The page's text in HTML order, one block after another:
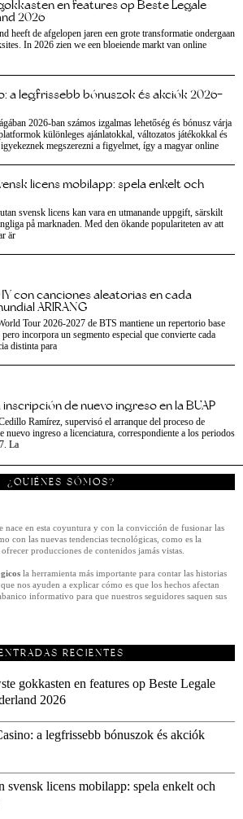
en features op Beste Legale
2026
heeft de afgelopen jaren een grote transformatie ondergaan
In 2026 zien we een bloeiende markt van online
a legfrissebb bónuszok és akciók 2026-
2026-ban számos izgalmas lehetőség és bónusz várja
különleges ajánlatokkal, változatos játékokkal és
megszerezni a figyelmet, így a magyar online
licens mobilapp: spela enkelt och
svensk licens kan vara en utmanande uppgift, särskilt
på marknaden. Med den ökande populariteten av att
är
con canciones aleatorias en cada
ARIRANG
Tour 2026-2027 de BTS mantiene un repertorio base
incorpora un segmento especial que convierte cada
distinta para
de nuevo ingreso en la BUAP
Ramírez, supervisó el arranque del proceso de
nuevo ingreso a licenciatura, correspondiente a los periodos
La
¿QUIÉNES SÓMOS?
nace en esta coyuntura y con la convicción de fusionar las
con las nuevas tendencias tecnológicas, como es la
producciones de contenidos jamás vistas.
la herramienta más importante para contar las historias
nos ayuden a explicar cómo es que los hechos afectan
informativo para que nuestros seguidores saquen sus
RECIENTES
gokkasten en features op Beste Legale
2026
a legfrissebb bónuszok és akciók
svensk licens mobilapp: spela enkelt och